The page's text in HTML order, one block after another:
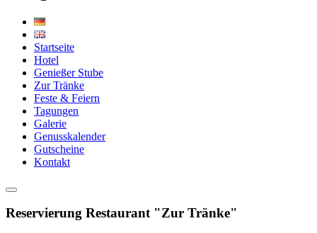
Startseite
Hotel
Genießer Stube
Zur Tränke
Feste & Feiern
Tagungen
Galerie
Genusskalender
Gutscheine
Kontakt
Reservierung Restaurant "Zur Tränke"